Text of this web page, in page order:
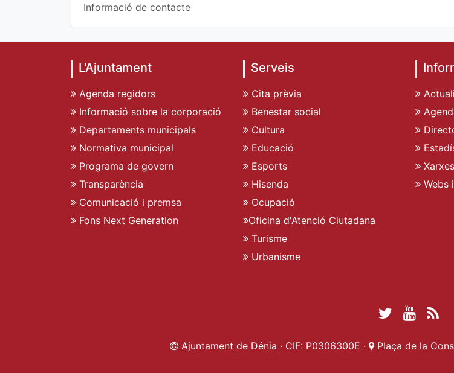
Informació de contacte
L'Ajuntament
Agenda regidors
Informació sobre la corporació
Departaments municipals
Normativa municipal
Programa de govern
Transparència
Comunicació i premsa
Fons Next Generation
Serveis
Cita prèvia
Benestar social
Cultura
Educació
Esports
Hisenda
Ocupació
Oficina d'Atenció Ciutadana
Turisme
Urbanisme
Webs
Twitter
Ajuntament de Dénia · CIF: P0306300E · Plaça de la